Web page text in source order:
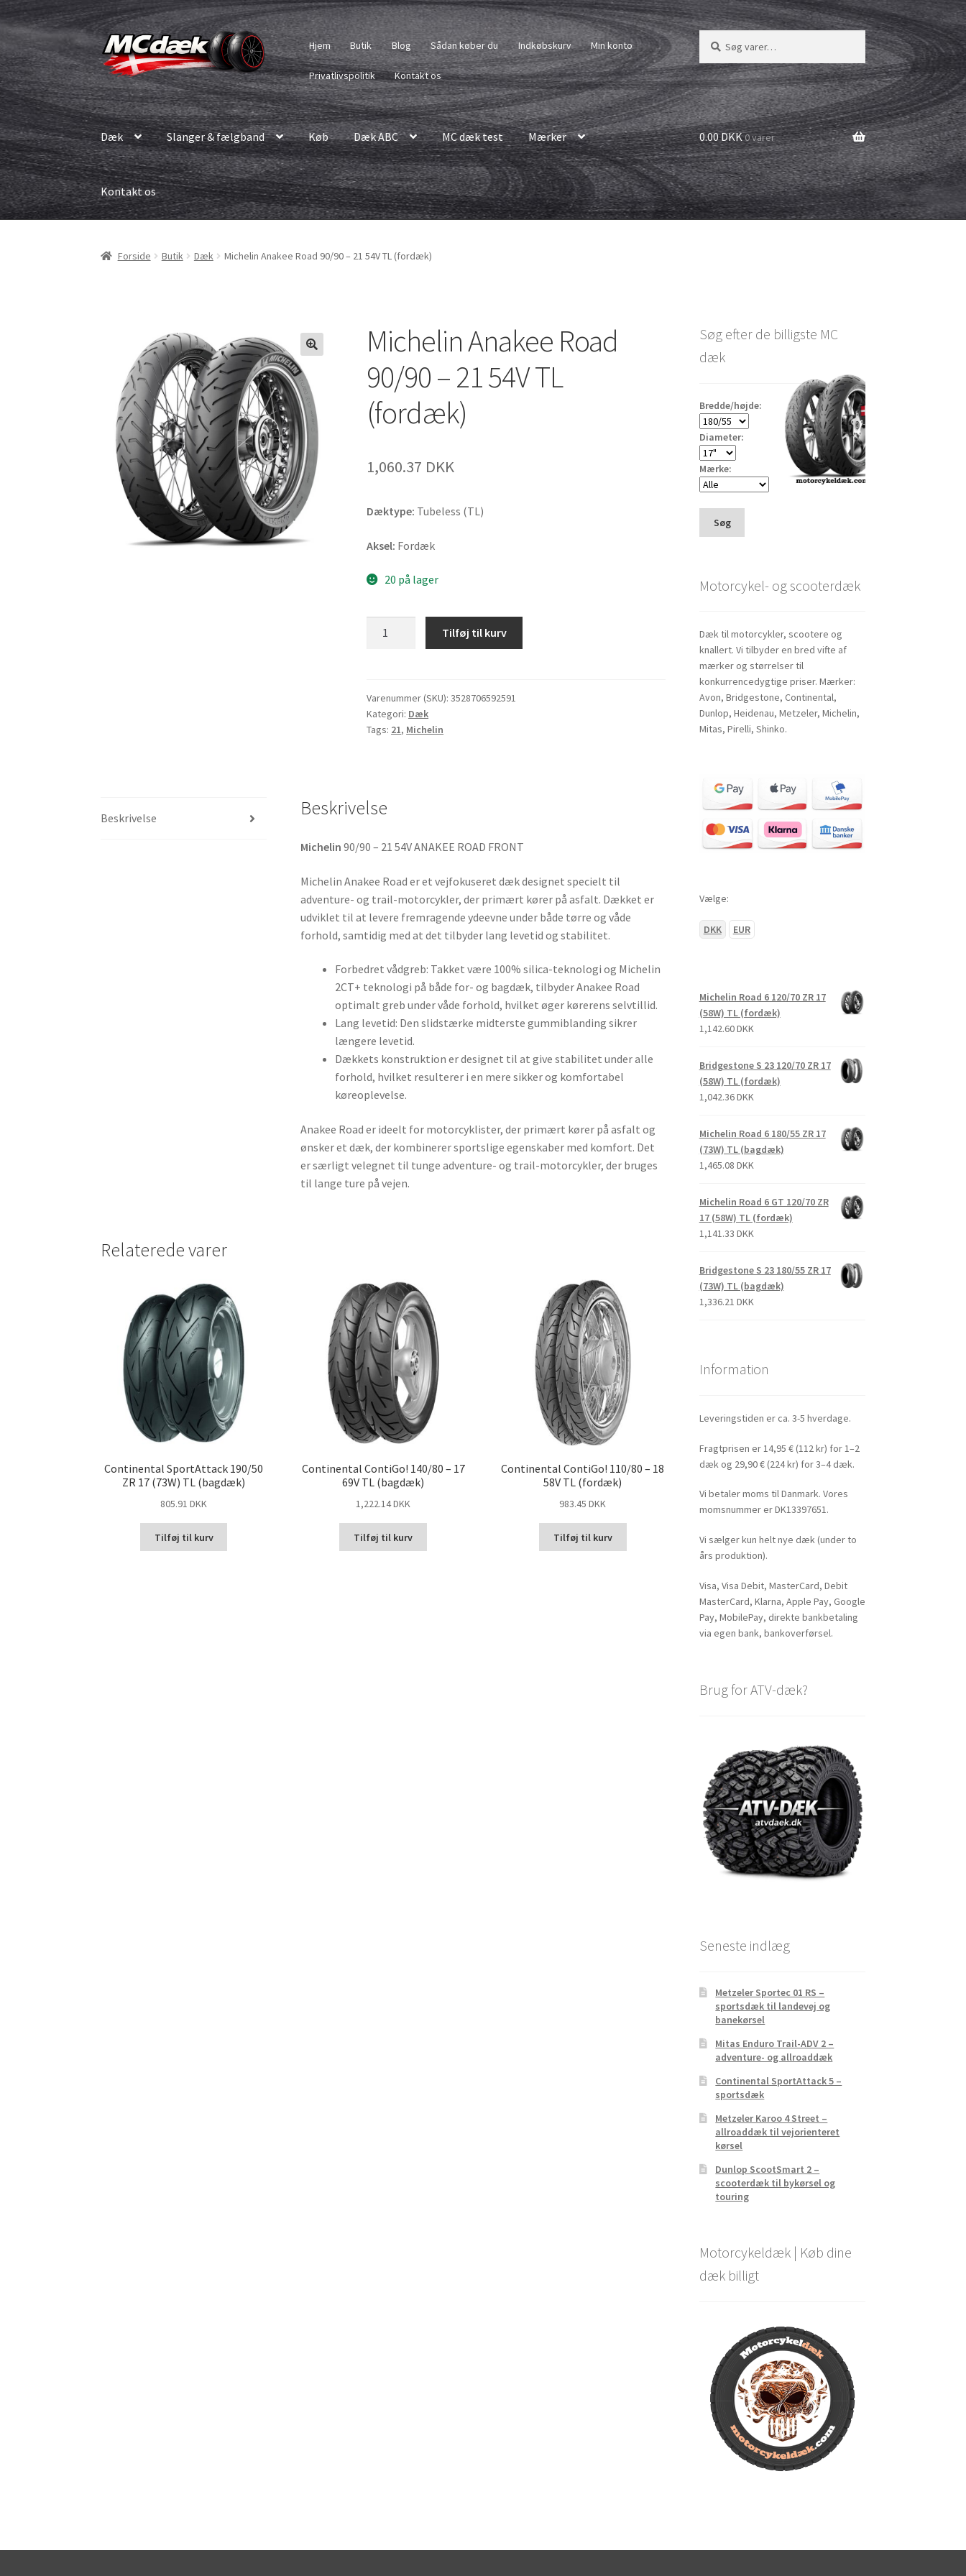
Spring
til
navigation
Spring
til
indhold
Hjem Butik Blog Sådan køber du Indkøbskurv Min konto
Privatlivspolitik Kontakt os
Søg
efter:
Søg
Dæk Slanger & fælgband Køb Dæk ABC MC dæk test Mærker
Kontakt os
0.00 DKK0 varer
Forside Butik Dæk Michelin Anakee Road 90/90 – 21 54V TL (fordæk)
Michelin Anakee Road
90/90 – 21 54V TL
(fordæk)
1,060.37 DKK
Dæktype: Tubeless (TL)
Aksel: Fordæk
20 på lager
-
21
54V
Tilføj til kurv
Varenummer (SKU):3528706592591
Kategori: Dæk
Tags: 21, Michelin
Beskrivelse Beskrivelse
Michelin 90/90 – 21 54V ANAKEE ROAD FRONT
Michelin Anakee Road er et vejfokuseret dæk designet specielt til
adventure- og trail-motorcykler, der primært kører på asfalt. Dækket er
udviklet til at levere fremragende ydeevne under både tørre og våde
forhold, samtidig med at det tilbyder lang levetid og stabilitet.
Forbedret vådgreb: Takket være 100% silica-teknologi og Michelin
2CT+ teknologi på både for- og bagdæk, tilbyder Anakee Road
optimalt greb under våde forhold, hvilket øger kørerens selvtillid.
Lang levetid: Den slidstærke midterste gummiblanding sikrer
længere levetid.
Dækkets konstruktion er designet til at give stabilitet under alle
forhold, hvilket resulterer i en mere sikker og komfortabel
køreoplevelse.
Anakee Road er ideelt for motorcyklister, der primært kører på asfalt og
ønsker et dæk, der kombinerer sportslige egenskaber med komfort. Det
er særligt velegnet til tunge adventure- og trail-motorcykler, der bruges
til lange ture på vejen.
Relaterede varer
Continental SportAttack 190/50
ZR 17 (73W) TL (bagdæk)
805.91 DKK
Tilføj til kurv
Continental ContiGo! 140/80 – 17
69V TL (bagdæk)
1,222.14 DKK
Tilføj til kurv
Continental ContiGo! 110/80 – 18
58V TL (fordæk)
983.45 DKK
Tilføj til kurv
Søg efter de billigste MC
dæk
Bredde/højde:
Diameter:
Mærke:
Søg
Motorcykel- og scooterdæk
Dæk til motorcykler, scootere og
knallert. Vi tilbyder en bred vifte af
mærker og størrelser til
konkurrencedygtige priser. Mærker:
Avon, Bridgestone, Continental,
Dunlop, Heidenau, Metzeler, Michelin,
Mitas, Pirelli, Shinko.
Vælge:
DKK EUR
Michelin Road 6 120/70 ZR 17
(58W) TL (fordæk)
1,142.60 DKK
Bridgestone S 23 120/70 ZR 17
(58W) TL (fordæk)
1,042.36 DKK
Michelin Road 6 180/55 ZR 17
(73W) TL (bagdæk)
1,465.08 DKK
Michelin Road 6 GT 120/70 ZR
17 (58W) TL (fordæk)
1,141.33 DKK
Bridgestone S 23 180/55 ZR 17
(73W) TL (bagdæk)
1,336.21 DKK
Information
Leveringstiden er ca. 3-5 hverdage.
Fragtprisen er 14,95 € (112 kr) for 1–2
dæk og 29,90 € (224 kr) for 3–4 dæk.
Vi betaler moms til Danmark. Vores
momsnummer er DK13397651.
Vi sælger kun helt nye dæk (under to
års produktion).
Visa, Visa Debit, MasterCard, Debit
MasterCard, Klarna, Apple Pay, Google
Pay, MobilePay, direkte bankbetaling
via egen bank, bankoverførsel.
Brug for ATV-dæk?
Seneste indlæg
Metzeler Sportec 01 RS –
sportsdæk til landevej og
banekørsel
Mitas Enduro Trail-ADV 2 –
adventure- og allroaddæk
Continental SportAttack 5 –
sportsdæk
Metzeler Karoo 4 Street –
allroaddæk til vejorienteret
kørsel
Dunlop ScootSmart 2 –
scooterdæk til bykørsel og
touring
Motorcykeldæk | Køb dine
dæk billigt